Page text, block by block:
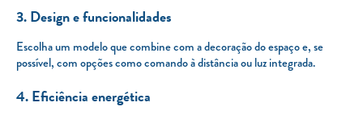
3. Design e funcionalidades
Escolha um modelo que combine com a decoração do espaço e, se
possível, com opções como comando à distância ou luz integrada.
4. Eficiência energética